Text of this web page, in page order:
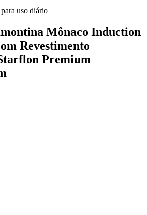
uso diário
Mônaco Induction
Revestimento
Premium